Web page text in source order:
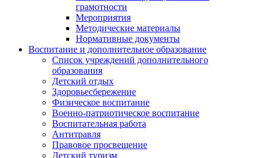
грамотности
Мероприятия
Методические материалы
Нормативные документы
Воспитание и дополнительное образование
Список учреждений дополнительного
образования
Детский отдых
Здоровьесбережение
Физическое воспитание
Военно-патриотическое воспитание
Воспитательная работа
Антитравля
Правовое просвещение
Детский туризм